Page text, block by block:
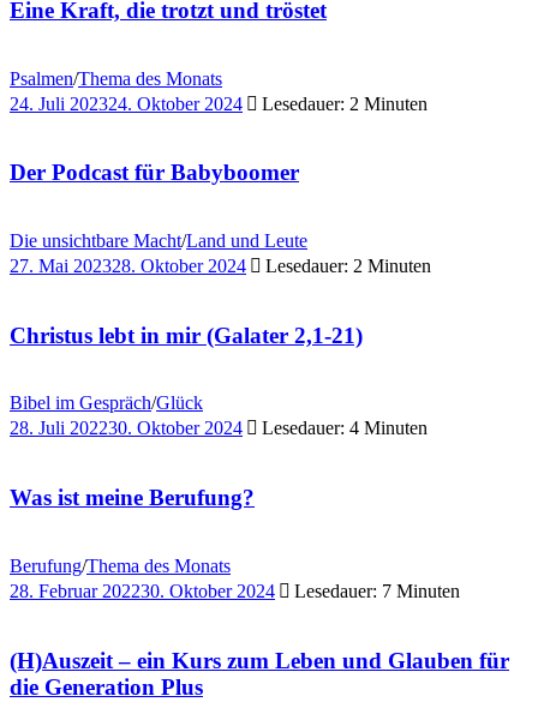
Eine Kraft, die trotzt und tröstet
Psalmen/Thema des Monats
24. Juli 202324. Oktober 2024 Lesedauer: 2 Minuten
Der Podcast für Babyboomer
Die unsichtbare Macht/Land und Leute
27. Mai 202328. Oktober 2024 Lesedauer: 2 Minuten
Christus lebt in mir (Galater 2,1-21)
Bibel im Gespräch/Glück
28. Juli 202230. Oktober 2024 Lesedauer: 4 Minuten
Was ist meine Berufung?
Berufung/Thema des Monats
28. Februar 202230. Oktober 2024 Lesedauer: 7 Minuten
(H)Auszeit – ein Kurs zum Leben und Glauben für
die Generation Plus